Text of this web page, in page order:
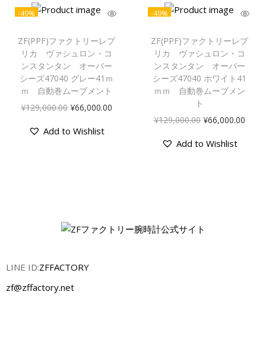
-49%
ZF(PPF)ファクトリーレプ
リカ ヴァシュロン・コ
ンスタンタン オーバー
シーズ47040 グレー41ｍ
ｍ 自動巻ムーブメント
¥129,000.00 ¥66,000.00
Add to Wishlist
-49%
ZF(PPF)ファクトリーレプ
リカ ヴァシュロン・コ
ンスタンタン オーバー
シーズ47040 ホワイト41
ｍｍ 自動巻ムーブメン
ト
¥129,000.00 ¥66,000.00
Add to Wishlist
LINE ID:ZFFACTORY
zf@zffactory.net